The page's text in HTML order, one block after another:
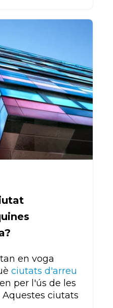
en voga
ciutats d'arreu
per l'ús de les
Aquestes ciutats